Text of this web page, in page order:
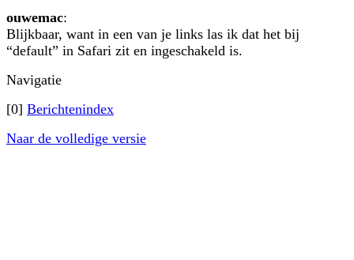
ouwemac:
Blijkbaar, want in een van je links las ik dat het bij
“default” in Safari zit en ingeschakeld is.
Navigatie
[0] Berichtenindex
Naar de volledige versie